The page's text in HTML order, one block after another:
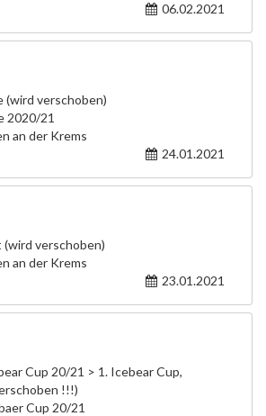
06.02.2021
(wird verschoben)
2020/21
an der Krems
24.01.2021
verschoben)
an der Krems
23.01.2021
Cup 20/21 > 1. Icebear Cup,
!!!)
Cup 20/21